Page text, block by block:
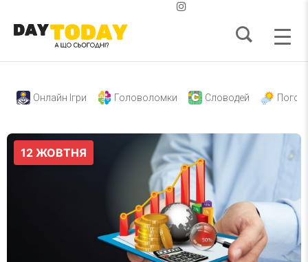
Онлайн Ігри Головоломки Словодей